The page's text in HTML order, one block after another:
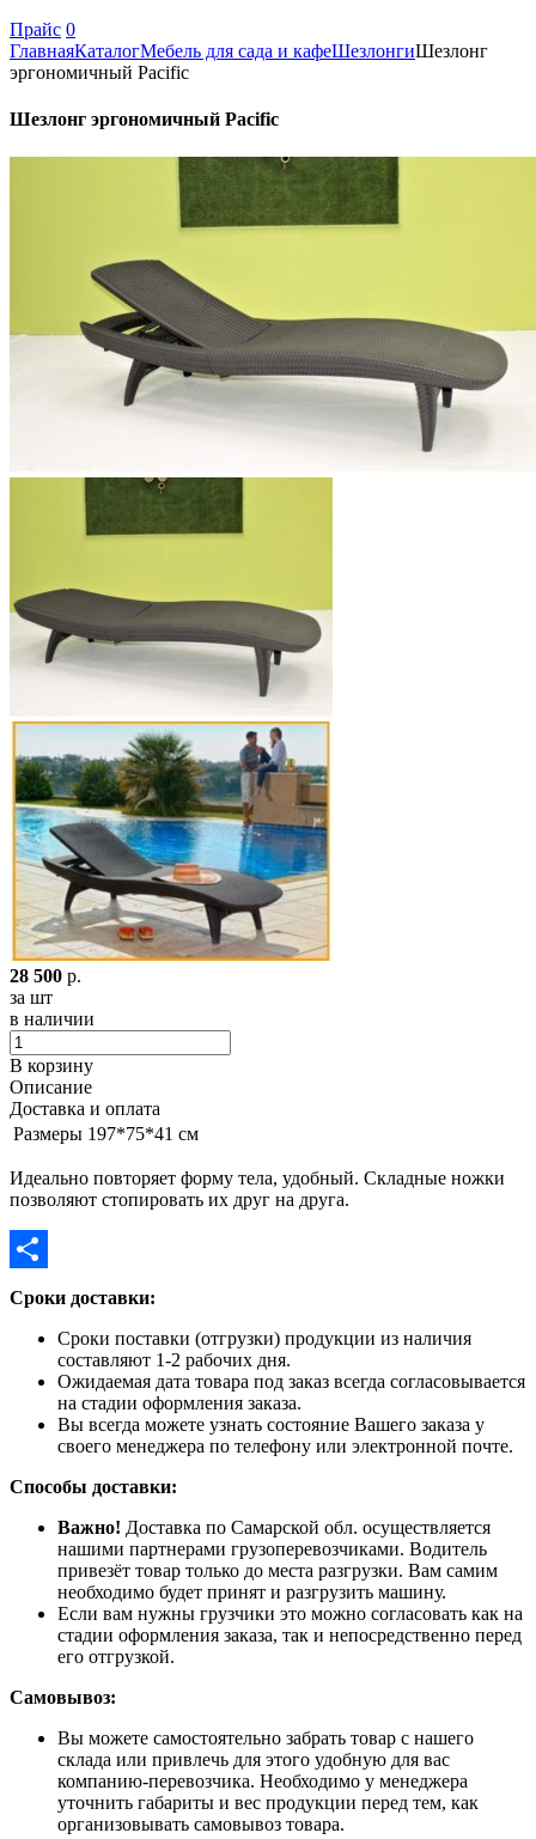
Прайс 0
ГлавнаяКаталогМебель для сада и кафеШезлонгиШезлонг
эргономичный Pacific
Шезлонг эргономичный Pacific
28 500 р.
за шт
в наличии
В корзину
Описание
Доставка и оплата
Размеры 197*75*41 см
Идеально повторяет форму тела, удобный. Складные ножки
позволяют стопировать их друг на друга.
Отправить
Сроки доставки:
Сроки поставки (отгрузки) продукции из наличия
составляют 1-2 рабочих дня.
Ожидаемая дата товара под заказ всегда согласовывается
на стадии оформления заказа.
Вы всегда можете узнать состояние Вашего заказа у
своего менеджера по телефону или электронной почте.
Способы доставки:
Важно! Доставка по Самарской обл. осуществляется
нашими партнерами грузоперевозчиками. Водитель
привезёт товар только до места разгрузки. Вам самим
необходимо будет принят и разгрузить машину.
Если вам нужны грузчики это можно согласовать как на
стадии оформления заказа, так и непосредственно перед
его отгрузкой.
Самовывоз:
Вы можете самостоятельно забрать товар с нашего
склада или привлечь для этого удобную для вас
компанию-перевозчика. Необходимо у менеджера
уточнить габариты и вес продукции перед тем, как
организовывать самовывоз товара.